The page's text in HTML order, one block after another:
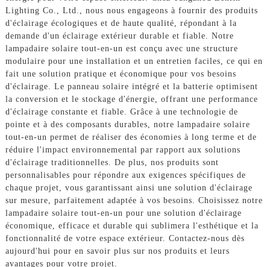
Lighting Co., Ltd., nous nous engageons à fournir des produits
d'éclairage écologiques et de haute qualité, répondant à la
demande d'un éclairage extérieur durable et fiable. Notre
lampadaire solaire tout-en-un est conçu avec une structure
modulaire pour une installation et un entretien faciles, ce qui en
fait une solution pratique et économique pour vos besoins
d'éclairage. Le panneau solaire intégré et la batterie optimisent
la conversion et le stockage d'énergie, offrant une performance
d'éclairage constante et fiable. Grâce à une technologie de
pointe et à des composants durables, notre lampadaire solaire
tout-en-un permet de réaliser des économies à long terme et de
réduire l'impact environnemental par rapport aux solutions
d'éclairage traditionnelles. De plus, nos produits sont
personnalisables pour répondre aux exigences spécifiques de
chaque projet, vous garantissant ainsi une solution d'éclairage
sur mesure, parfaitement adaptée à vos besoins. Choisissez notre
lampadaire solaire tout-en-un pour une solution d'éclairage
économique, efficace et durable qui sublimera l'esthétique et la
fonctionnalité de votre espace extérieur. Contactez-nous dès
aujourd'hui pour en savoir plus sur nos produits et leurs
avantages pour votre projet.